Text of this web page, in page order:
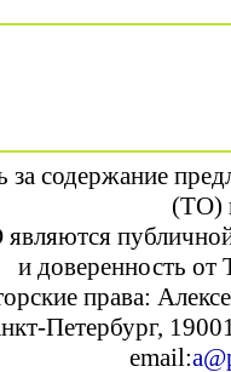
за содержание
(ТО)
и доверенность от
права:
Петербург,
email: